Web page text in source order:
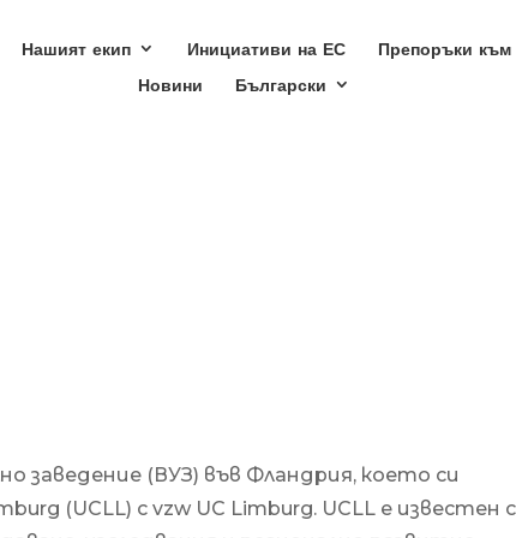
Нашият екип Инициативи на ЕС
Препоръки към
Новини
Български
заведение (ВУЗ) във Фландрия, което си
(UCLL) с vzw UC Limburg. UCLL е известен с